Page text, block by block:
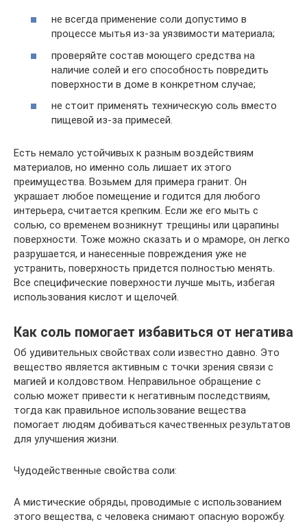
не всегда применение соли допустимо в
процессе мытья из-за уязвимости материала;
проверяйте состав моющего средства на
наличие солей и его способность повредить
поверхности в доме в конкретном случае;
не стоит применять техническую соль вместо
пищевой из-за примесей.
Есть немало устойчивых к разным воздействиям
материалов, но именно соль лишает их этого
преимущества. Возьмем для примера гранит. Он
украшает любое помещение и годится для любого
интерьера, считается крепким. Если же его мыть с
солью, со временем возникнут трещины или царапины
поверхности. Тоже можно сказать и о мраморе, он легко
разрушается, и нанесенные повреждения уже не
устранить, поверхность придется полностью менять.
Все специфические поверхности лучше мыть, избегая
использования кислот и щелочей.
Как соль помогает избавиться от негатива
Об удивительных свойствах соли известно давно. Это
вещество является активным с точки зрения связи с
магией и колдовством. Неправильное обращение с
солью может привести к негативным последствиям,
тогда как правильное использование вещества
помогает людям добиваться качественных результатов
для улучшения жизни.
Чудодейственные свойства соли:
А мистические обряды, проводимые с использованием
этого вещества, с человека снимают опасную ворожбу.